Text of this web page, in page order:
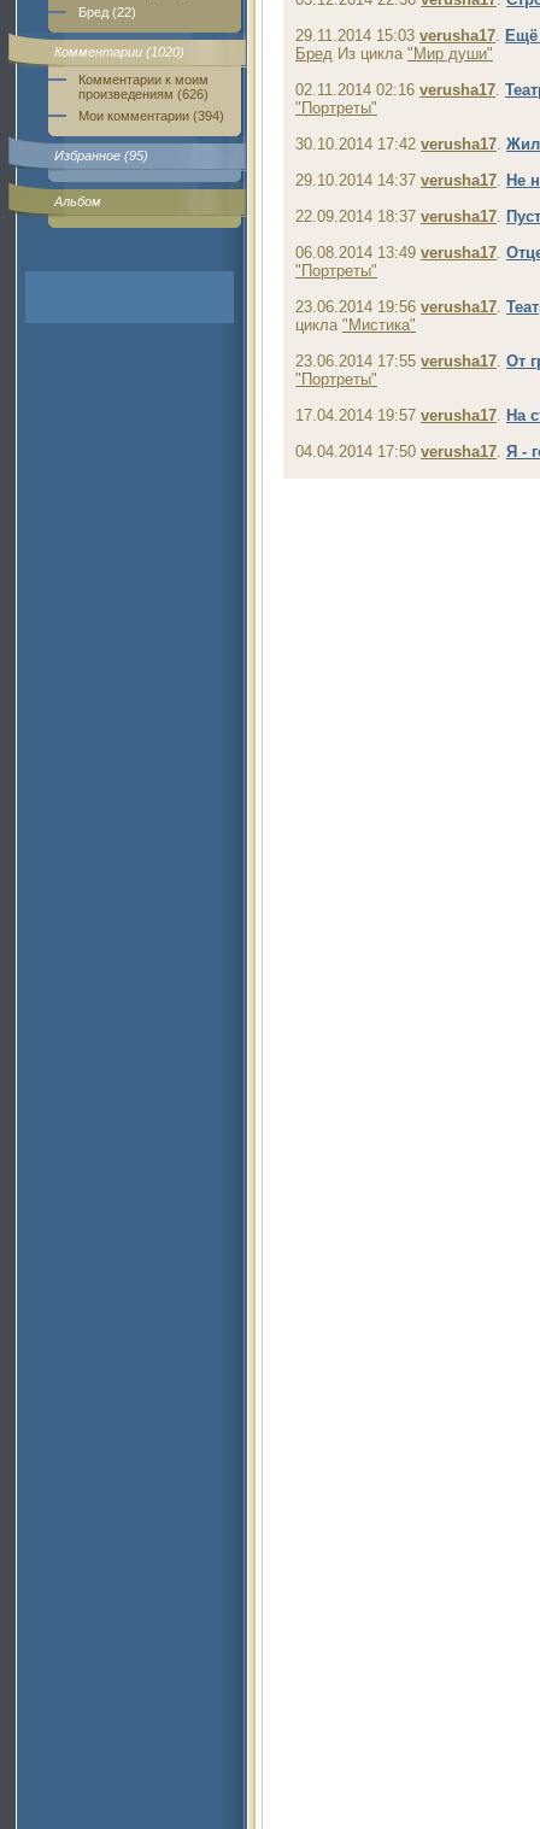
Бред (22)
Комментарии (1020)
Комментарии к моим
произведениям (626)
Мои комментарии (394)
Избранное (95)
Альбом
29.11.2014 15:03 verusha17. Ещё
Бред Из цикла "Мир души"
02.11.2014 02:16 verusha17.
"Портреты"
30.10.2014 17:42 verusha17. Жил
29.10.2014 14:37 verusha17. Не
22.09.2014 18:37 verusha17.
06.08.2014 13:49 verusha17.
"Портреты"
23.06.2014 19:56 verusha17.
цикла "Мистика"
23.06.2014 17:55 verusha17. От
"Портреты"
17.04.2014 19:57 verusha17. На
04.04.2014 17:50 verusha17. Я -